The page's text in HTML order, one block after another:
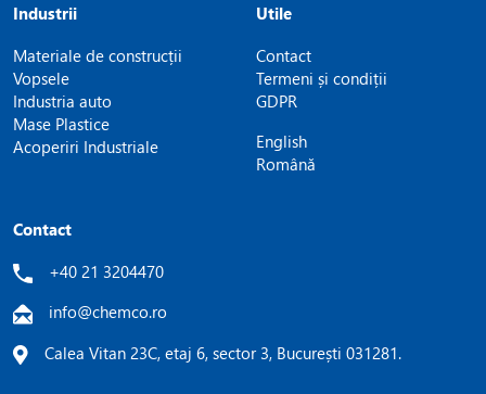
Industrii
Materiale de construcții
Vopsele
Industria auto
Mase Plastice
Acoperiri Industriale
Utile
Contact
Termeni și condiții
GDPR
English
Română
Contact
+40 21 3204470
info@chemco.ro
Calea Vitan 23C, etaj 6, sector 3, București 031281.